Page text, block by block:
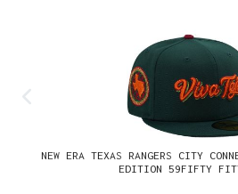
NEW ERA TEXAS RANGERS CITY
EDITION 59FIFTY